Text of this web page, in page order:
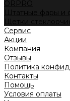
ORPRO
Штатные фары и
Щетки
Сервис
Акции
Компания
Отзывы
Политика
Контакты
Помощь
Условия оплаты